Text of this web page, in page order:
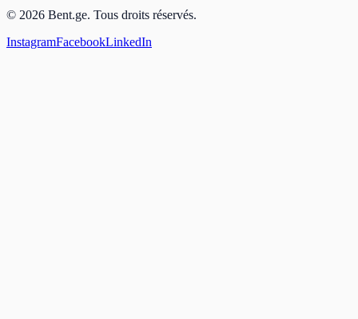
© 2026 Bent.ge. Tous droits réservés.
InstagramFacebookLinkedIn